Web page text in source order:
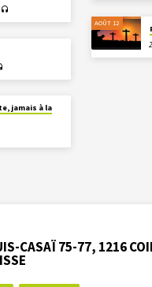
jamais à la
AOÛT 12
CASAÏ 75-77, 1216